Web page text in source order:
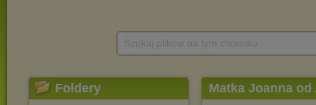
Foldery Matka Joanna od